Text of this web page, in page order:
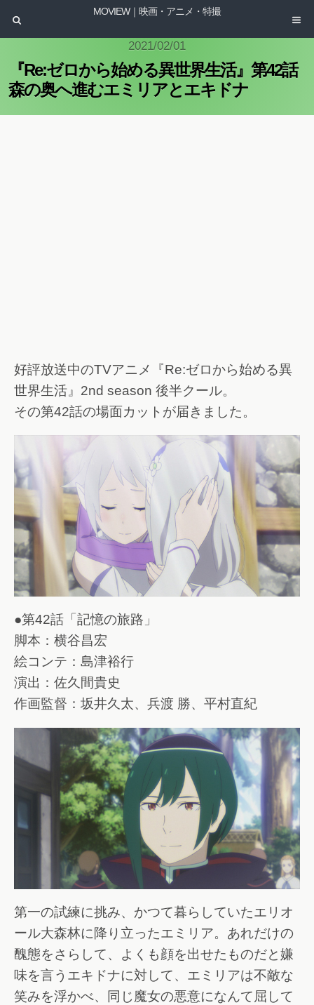
MOVIEW｜映画・アニメ・特撮
2021/02/01
『Re:ゼロから始める異世界生活』第42話
森の奥へ進むエミリアとエキドナ
好評放送中のTVアニメ『Re:ゼロから始める異
世界生活』2nd season 後半クール。
その第42話の場面カットが届きました。
●第42話「記憶の旅路」
脚本：横谷昌宏
絵コンテ：島津裕行
演出：佐久間貴史
作画監督：坂井久太、兵渡 勝、平村直紀
第一の試練に挑み、かつて暮らしていたエリオ
ール大森林に降り立ったエミリア。あれだけの
醜態をさらして、よくも顔を出せたものだと嫌
味を言うエキドナに対して、エミリアは不敵な
笑みを浮かべ、同じ魔女の悪意になんて屈して